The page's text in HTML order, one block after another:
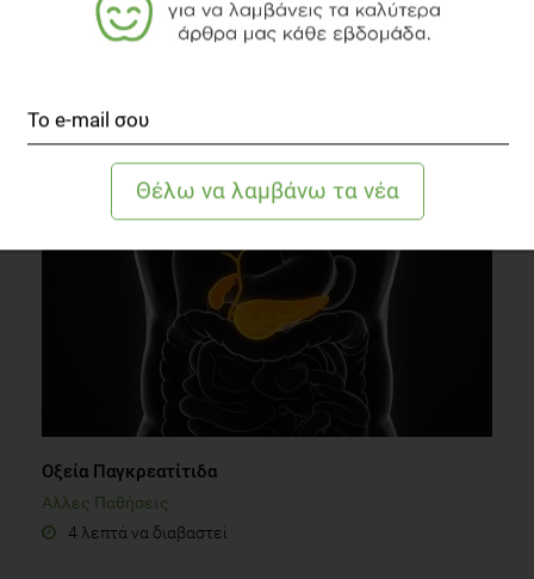
ΣΥΝΗΘΕΙΕΣ
ΔΕΛΤΙΟ ΤΥΠΟΥ
EXTERNAL CONTENT
INFOGRAPHIC
ΔΙΑΒΑΣΤΕ ΑΚΟΜΗ
Οξεία Παγκρεατίτιδα
Άλλες Παθήσεις
4 λεπτά να διαβαστεί